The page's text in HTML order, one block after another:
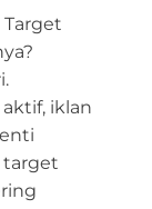
Target
iklan
target